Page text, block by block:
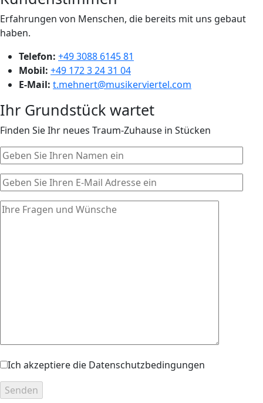
Erfahrungen von Menschen, die bereits mit uns gebaut
haben.
Telefon: +49 3088 6145 81
Mobil: +49 172 3 24 31 04
E-Mail: t.mehnert@musikerviertel.com
Ihr Grundstück wartet
Finden Sie Ihr neues Traum-Zuhause in Stücken
Ich akzeptiere die Datenschutzbedingungen